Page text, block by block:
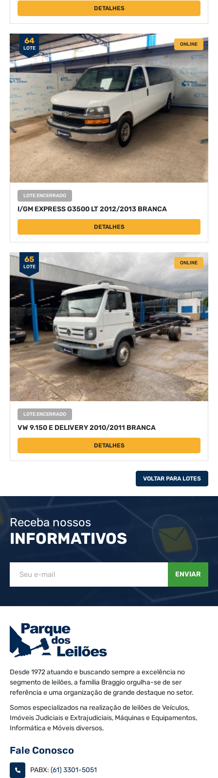
DETALHES
64
LOTE
ONLINE
LOTE ENCERRADO
I/GM EXPRESS G3500 LT 2012/2013 BRANCA
DETALHES
65
LOTE
ONLINE
LOTE ENCERRADO
VW 9.150 E DELIVERY 2010/2011 BRANCA
DETALHES
VOLTAR PARA LOTES
Receba nossos
INFORMATIVOS
ENVIAR
Desde 1972 atuando e buscando sempre a excelência no
segmento de leilões, a família Braggio orgulha-se de ser
referência e uma organização de grande destaque no setor.
Somos especializados na realização de leilões de Veículos,
Imóveis Judiciais e Extrajudiciais, Máquinas e Equipamentos,
Informática e Móveis diversos.
Fale Conosco
PABX: (61) 3301-5051